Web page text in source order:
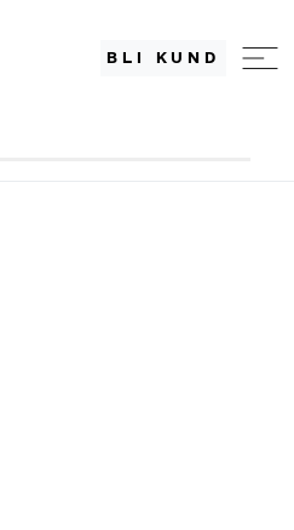
BLI KUND